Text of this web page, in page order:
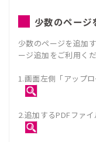
少数のページ
少数のページを追加
ージ追加をご利用くだ
1.画面左側「アップロ
2.追加するPDFファイ